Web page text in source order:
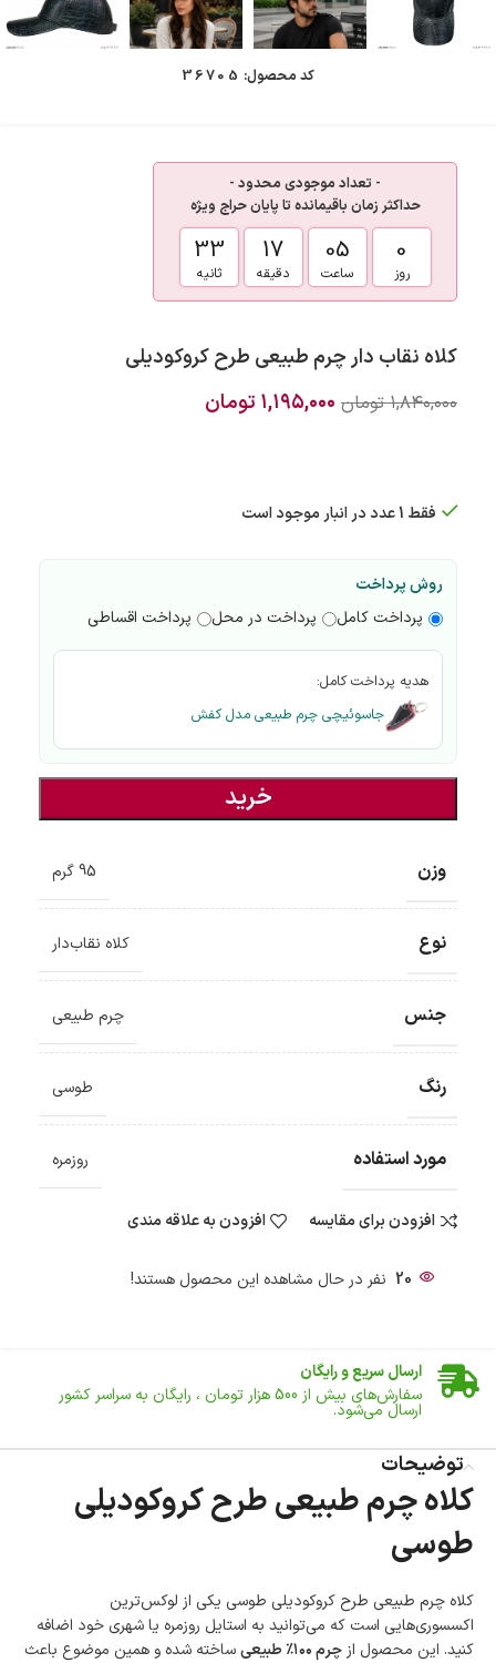
کد محصول: 36705
- تعداد موجودی محدود -
حداکثر زمان باقیمانده تا پایان حراج ویژه
0
روز
05
ساعت
17
دقیقه
33
ثانیه
کلاه نقاب دار چرم طبیعی طرح کروکودیلی
۱,۸۴۰,۰۰۰ تومان ۱,۱۹۵,۰۰۰ تومان
فقط 1 عدد در انبار موجود است
روش پرداخت
پرداخت کامل
پرداخت در محل پرداخت اقساطی
هدیه پرداخت کامل:
جاسوئیچی چرم طبیعی مدل کفش
خرید
وزن 95 گرم
نوع کلاه نقاب‌دار
جنس چرم طبیعی
رنگ طوسی
مورد استفاده روزمره
افزودن برای مقایسه افزودن به علاقه مندی
20 نفر در حال مشاهده این محصول هستند!
ارسال سریع و رایگان
سفارش‌های بیش از 500 هزار تومان ، رایگان به سراسر کشور
ارسال می‌شود.
تا 14 روز پس از تحویل کالا می‌توانید آن را برگشت دهید.
امکان پرداخت در محل
در هنگام خرید محصول، امکان انتخاب پرداخت در محل
وجود دارد.
خرید اقساطی با شرایط آسان و بدون ضامن امکان‌پذیر
است.
ضمانت اصالت کالا
توضیحات
کلاه چرم طبیعی طرح کروکودیلی
طوسی
کلاه چرم طبیعی طرح کروکودیلی طوسی یکی از لوکس‌ترین
اکسسوری‌هایی است که می‌توانید به استایل روزمره یا شهری خود اضافه
کنید. این محصول از چرم ۱۰۰٪ طبیعی
ساخته شده و همین موضوع باعث